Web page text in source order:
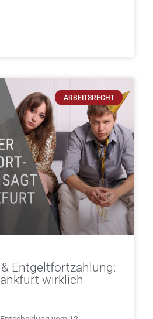
ARBEITSRECHT
Entgeltfortzahlung:
wirklich